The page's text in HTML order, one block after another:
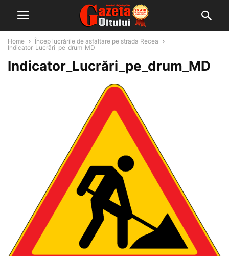
Home
Încep lucrările de asfaltare pe strada Recea
Indicator_Lucrări_pe_drum_MD
Indicator_Lucrări_pe_drum_MD